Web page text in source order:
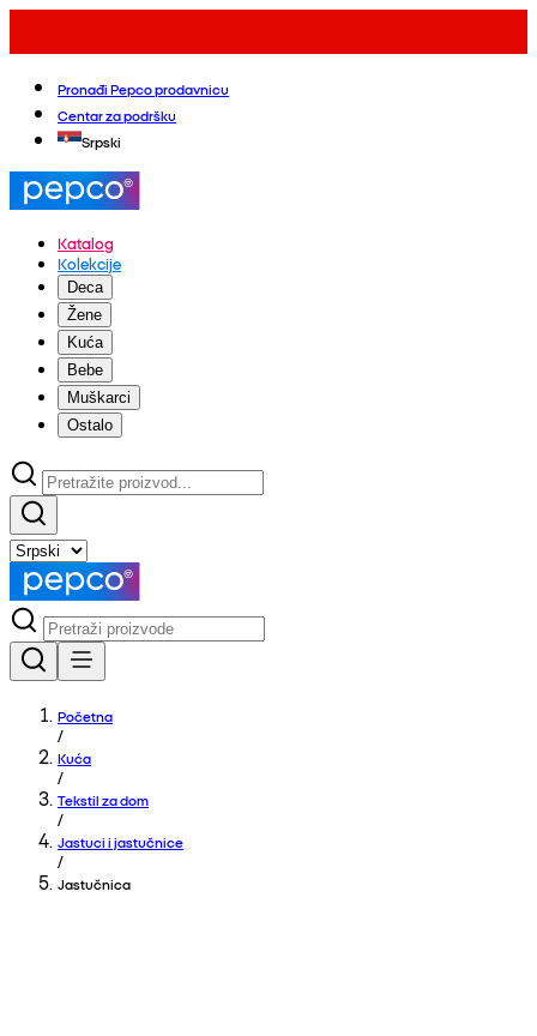
Pronađi Pepco prodavnicu
Centar za podršku
Srpski
Katalog
Kolekcije
Deca
Žene
Kuća
Bebe
Muškarci
Ostalo
Početna
/
Kuća
/
Tekstil za dom
/
Jastuci i jastučnice
/
Jastučnica